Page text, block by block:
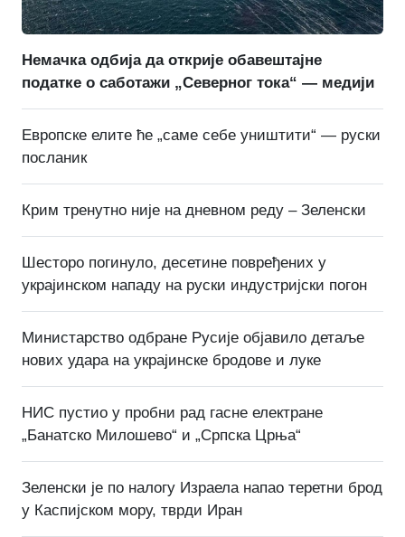
Немачка одбија да открије обавештајне
податке о саботажи „Северног тока“ — медији
Европске елите ће „саме себе уништити“ — руски
посланик
Крим тренутно није на дневном реду – Зеленски
Шесторо погинуло, десетине повређених у
украјинском нападу на руски индустријски погон
Министарство одбране Русије објавило детаље
нових удара на украјинске бродове и луке
НИС пустио у пробни рад гасне електране
„Банатско Милошево“ и „Српска Црња“
Зеленски је по налогу Израела напао теретни брод
у Каспијском мору, тврди Иран